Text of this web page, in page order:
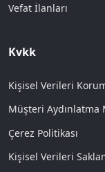
Vefat İlanları
Kvkk
Kişisel Verileri
Müşteri Aydınlatma
Çerez Politikası
Kişisel Verileri